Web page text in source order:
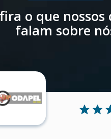
o que nossos
falam sobre